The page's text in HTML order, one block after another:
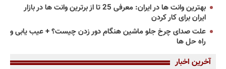
بهترین وانت ها در ایران: معرفی 25 تا از برترین وانت ها در بازار
ایران برای کار کردن
علت صدای چرخ جلو ماشین هنگام دور زدن چیست؟ + عیب یابی و
راه حل ها
آخرین اخبار